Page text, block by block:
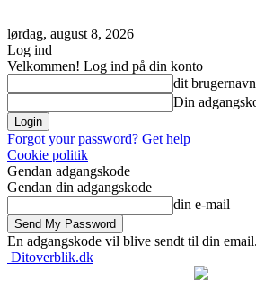
lørdag, august 8, 2026
Log ind
Velkommen! Log ind på din konto
dit brugernavn
Din
Forgot your password? Get help
Cookie politik
Gendan adgangskode
Gendan din adgangskode
din e-mail
En adgangskode vil blive sendt til din email.
Ditoverblik.dk